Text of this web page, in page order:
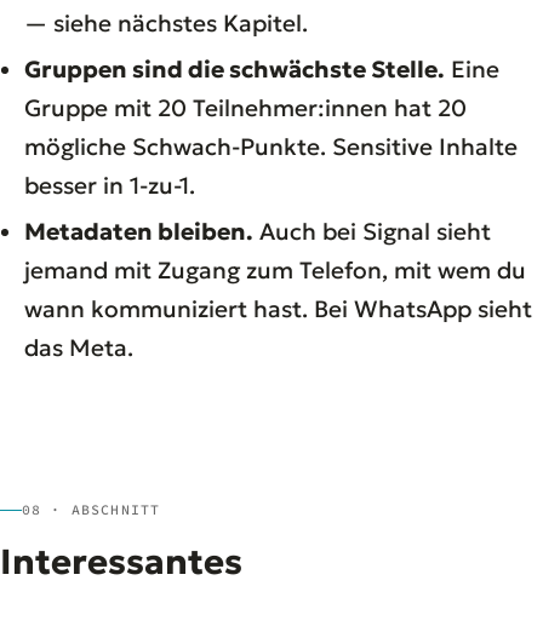
— siehe nächstes Kapitel.
Gruppen sind die schwächste Stelle. Eine
Gruppe mit 20 Teilnehmer:innen hat 20
mögliche Schwach-Punkte. Sensitive Inhalte
besser in 1-zu-1.
Metadaten bleiben. Auch bei Signal sieht
jemand mit Zugang zum Telefon, mit wem du
wann kommuniziert hast. Bei WhatsApp sieht
das Meta.
08 · ABSCHNITT
Interessantes